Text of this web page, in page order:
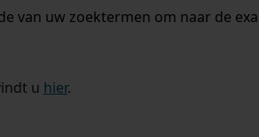
van uw zoektermen om naar de
u hier.